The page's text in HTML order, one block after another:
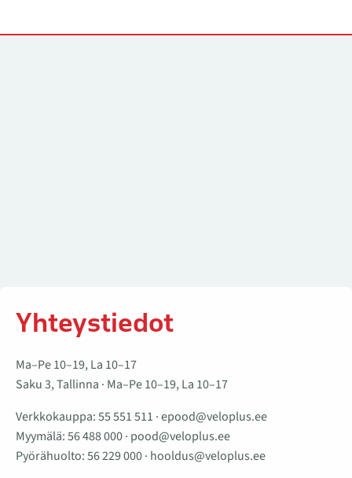
Yhteystiedot
Ma–Pe 10–19, La 10–17
Saku 3, Tallinna · Ma–Pe 10–19, La 10–17
Verkkokauppa:55 551 511 ·epood@veloplus.ee
Myymälä:56 488 000· pood@veloplus.ee
Pyörähuolto:56 229 000· hooldus@veloplus.ee